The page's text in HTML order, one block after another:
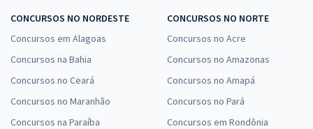
CONCURSOS NO NORDESTE
Concursos em Alagoas
Concursos na Bahia
Concursos no Ceará
Concursos no Maranhão
Concursos na Paraíba
CONCURSOS NO NORTE
Concursos no Acre
Concursos no Amazonas
Concursos no Amapá
Concursos no Pará
Concursos em Rondônia